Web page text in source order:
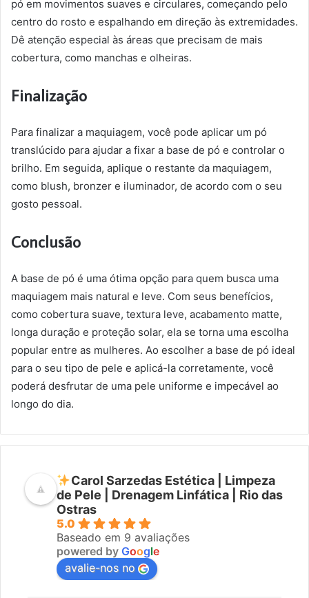
pó em movimentos suaves e circulares, começando pelo
centro do rosto e espalhando em direção às extremidades.
Dê atenção especial às áreas que precisam de mais
cobertura, como manchas e olheiras.
Finalização
Para finalizar a maquiagem, você pode aplicar um pó
translúcido para ajudar a fixar a base de pó e controlar o
brilho. Em seguida, aplique o restante da maquiagem,
como blush, bronzer e iluminador, de acordo com o seu
gosto pessoal.
Conclusão
A base de pó é uma ótima opção para quem busca uma
maquiagem mais natural e leve. Com seus benefícios,
como cobertura suave, textura leve, acabamento matte,
longa duração e proteção solar, ela se torna uma escolha
popular entre as mulheres. Ao escolher a base de pó ideal
para o seu tipo de pele e aplicá-la corretamente, você
poderá desfrutar de uma pele uniforme e impecável ao
longo do dia.
Carol Sarzedas Estética | Limpeza
de Pele | Drenagem Linfática | Rio das
Ostras
5.0
Baseado em 9 avaliações
powered by Google
avalie-nos no